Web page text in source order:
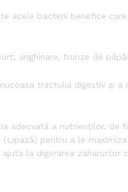
acele bacterii benefice
anghinare, frunze de
tractului digestiv și a
adecvată a nutrienților, de
pentru a le
la digerarea zaharurilor